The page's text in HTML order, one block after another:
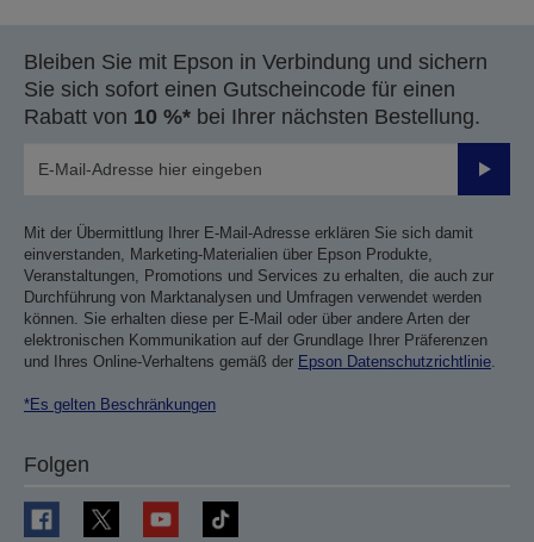
Bleiben Sie mit Epson in Verbindung und sichern
Sie sich sofort einen Gutscheincode für einen
Rabatt von 10 %* bei Ihrer nächsten Bestellung.
Mit der Übermittlung Ihrer E-Mail-Adresse erklären Sie sich damit
einverstanden, Marketing-Materialien über Epson Produkte,
Veranstaltungen, Promotions und Services zu erhalten, die auch zur
Durchführung von Marktanalysen und Umfragen verwendet werden
können. Sie erhalten diese per E-Mail oder über andere Arten der
elektronischen Kommunikation auf der Grundlage Ihrer Präferenzen
und Ihres Online-Verhaltens gemäß der Epson Datenschutzrichtlinie
*Es gelten Beschränkungen
Folgen